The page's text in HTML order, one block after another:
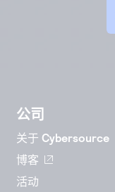
公司
关于 Cybersource
博客
活动